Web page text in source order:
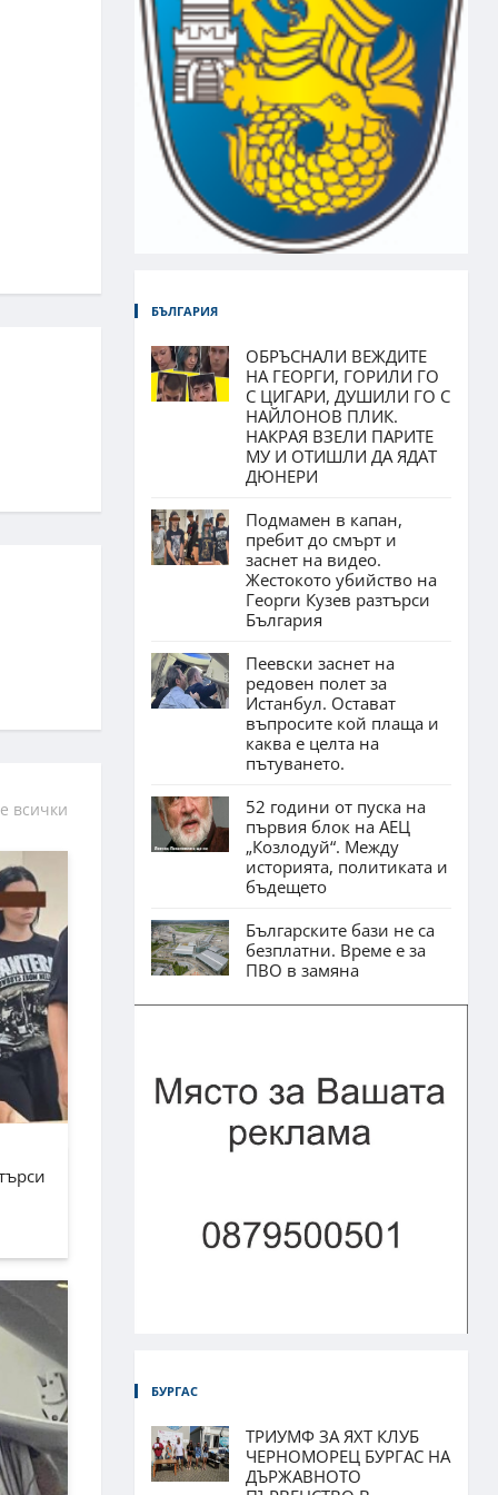
всички
БЪЛГАРИЯ
ОБРЪСНАЛИ ВЕЖДИТЕ
НА ГЕОРГИ, ГОРИЛИ ГО
С ЦИГАРИ, ДУШИЛИ ГО С
НАЙЛОНОВ ПЛИК.
НАКРАЯ ВЗЕЛИ ПАРИТЕ
МУ И ОТИШЛИ ДА ЯДАТ
ДЮНЕРИ
Подмамен в капан,
пребит до смърт и
заснет на видео.
Жестокото убийство на
Георги Кузев разтърси
България
Пеевски заснет на
редовен полет за
Истанбул. Остават
въпросите кой плаща и
каква е целта на
пътуването.
52 години от пуска на
първия блок на АЕЦ
„Козлодуй“. Между
историята, политиката и
бъдещето
Българските бази не са
безплатни. Време е за
ПВО в замяна
БУРГАС
ТРИУМФ ЗА ЯХТ КЛУБ
ЧЕРНОМОРЕЦ БУРГАС НА
ДЪРЖАВНОТО